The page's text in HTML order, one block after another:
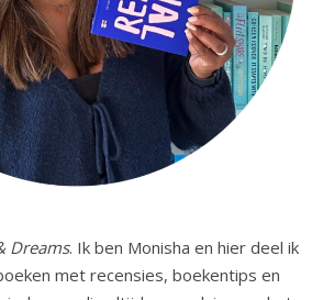
Dreams. Ik ben Monisha en hier deel ik
met recensies, boekentips en